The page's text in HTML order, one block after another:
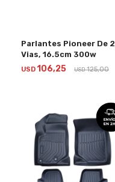
Parlantes Pioneer De 2
Vias, 16.5cm 300w
USD106,25 USD 125,00